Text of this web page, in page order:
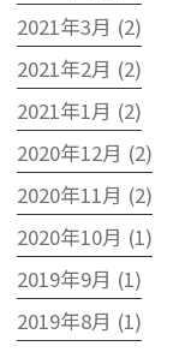
2021年3月 (2)
2021年2月 (2)
2021年1月 (2)
2020年12月 (2)
2020年11月 (2)
2020年10月 (1)
2019年9月 (1)
2019年8月 (1)